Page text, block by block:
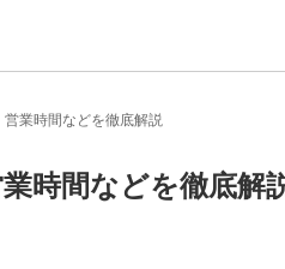
業時間などを徹底解説
時間などを徹底解